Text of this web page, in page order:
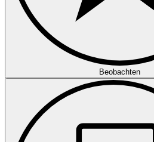
Beobachten